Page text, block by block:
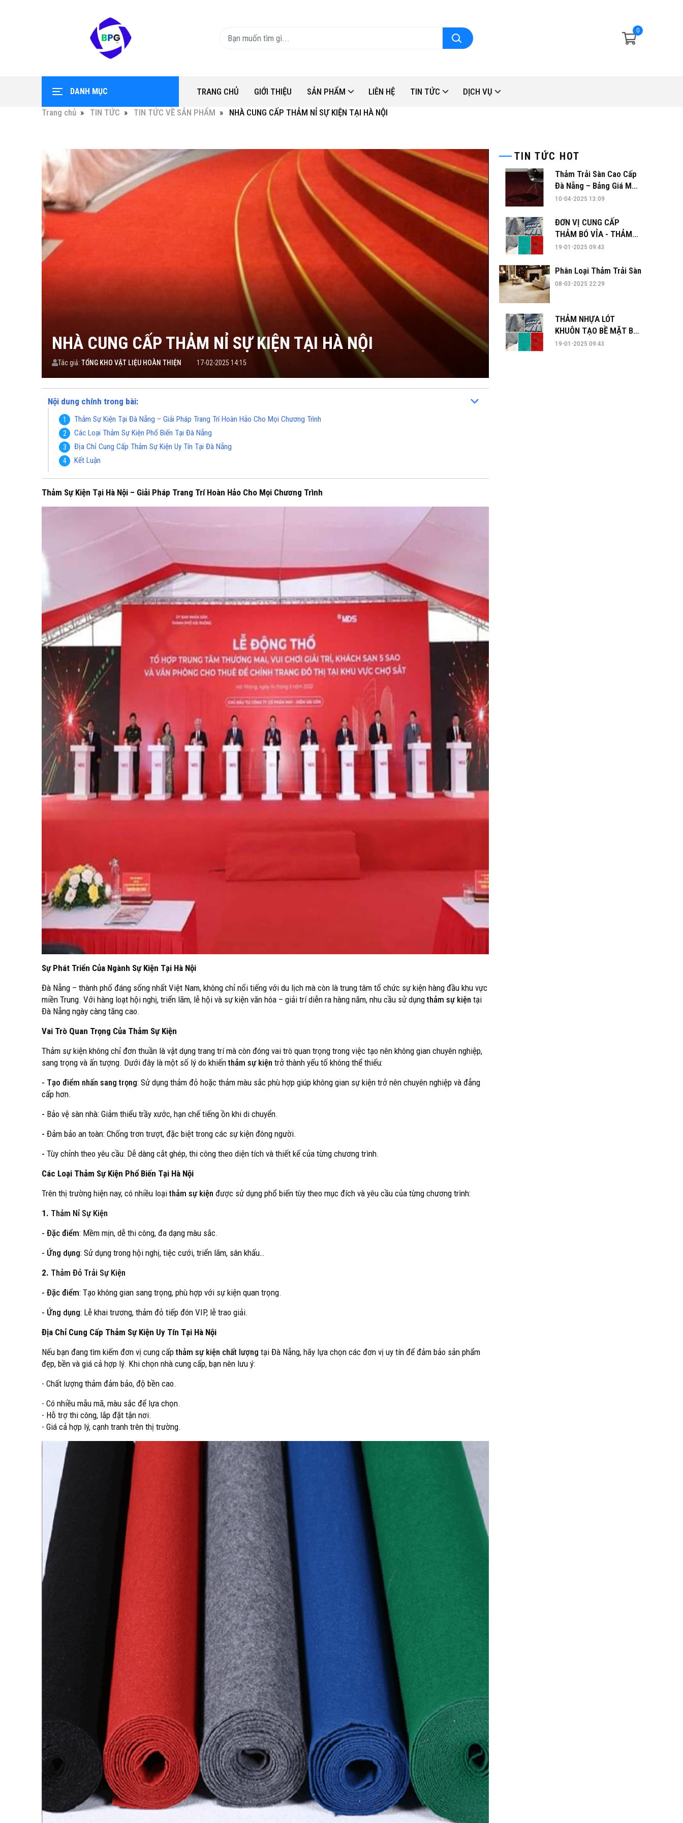
0
DANH MỤC TRANG CHỦ GIỚI THIỆU SẢN PHẨM LIÊN HỆ TIN TỨC DỊCH VỤ
Trang chủ TIN TỨC TIN TỨC VỀ SẢN PHẨM NHÀ CUNG CẤP THẢM NỈ SỰ KIỆN TẠI HÀ NỘI
NHÀ CUNG CẤP THẢM NỈ SỰ KIỆN TẠI HÀ NỘI
Tác giả: TỔNG KHO VẬT LIỆU HOÀN THIỆN 17-02-2025 14:15
Nội dung chính trong bài:
Thảm Sự Kiện Tại Đà Nẵng – Giải Pháp Trang Trí Hoàn Hảo Cho Mọi Chương Trình
Các Loại Thảm Sự Kiện Phổ Biến Tại Đà Nẵng
Địa Chỉ Cung Cấp Thảm Sự Kiện Uy Tín Tại Đà Nẵng
Kết Luận
Thảm Sự Kiện Tại Hà Nội – Giải Pháp Trang Trí Hoàn Hảo Cho Mọi Chương Trình
Sự Phát Triển Của Ngành Sự Kiện Tại Hà Nội
Đà Nẵng – thành phố đáng sống nhất Việt Nam, không chỉ nổi tiếng với du lịch mà còn là trung tâm tổ chức sự kiện hàng đầu khu vực
miền Trung. Với hàng loạt hội nghị, triển lãm, lễ hội và sự kiện văn hóa – giải trí diễn ra hàng năm, nhu cầu sử dụngthảm sự kiện tại
Đà Nẵng ngày càng tăng cao.
Vai Trò Quan Trọng Của Thảm Sự Kiện
Thảm sự kiện không chỉ đơn thuần là vật dụng trang trí mà còn đóng vai trò quan trọng trong việc tạo nên không gian chuyên nghiệp,
sang trọng và ấn tượng. Dưới đây là một số lý do khiếnthảm sự kiện trở thành yếu tố không thể thiếu:
- Tạo điểm nhấn sang trọng: Sử dụng thảm đỏ hoặc thảm màu sắc phù hợp giúp không gian sự kiện trở nên chuyên nghiệp và đẳng
cấp hơn.
- Bảo vệ sàn nhà: Giảm thiểu trầy xước, hạn chế tiếng ồn khi di chuyển.
- Đảm bảo an toàn: Chống trơn trượt, đặc biệt trong các sự kiện đông người.
- Tùy chỉnh theo yêu cầu: Dễ dàng cắt ghép, thi công theo diện tích và thiết kế của từng chương trình.
Các Loại Thảm Sự Kiện Phổ Biến Tại Hà Nội
Trên thị trường hiện nay, có nhiều loạithảm sự kiện được sử dụng phổ biến tùy theo mục đích và yêu cầu của từng chương trình:
1. Thảm Nỉ Sự Kiện
- Đặc điểm: Mềm mịn, dễ thi công, đa dạng màu sắc.
- Ứng dụng: Sử dụng trong hội nghị, tiệc cưới, triển lãm, sân khấu…
2. Thảm Đỏ Trải Sự Kiện
- Đặc điểm: Tạo không gian sang trọng, phù hợp với sự kiện quan trọng.
- Ứng dụng: Lễ khai trương, thảm đỏ tiếp đón VIP, lễ trao giải.
Địa Chỉ Cung Cấp Thảm Sự Kiện Uy Tín Tại Hà Nội
Nếu bạn đang tìm kiếm đơn vị cung cấpthảm sự kiện chất lượng tại Đà Nẵng, hãy lựa chọn các đơn vị uy tín để đảm bảo sản phẩm
đẹp, bền và giá cả hợp lý. Khi chọn nhà cung cấp, bạn nên lưu ý:
- Chất lượng thảm đảm bảo, độ bền cao.
- Có nhiều mẫu mã, màu sắc để lựa chọn.
- Hỗ trợ thi công, lắp đặt tận nơi.
- Giá cả hợp lý, cạnh tranh trên thị trường.
TIN TỨC HOT
Thảm Trải Sàn Cao Cấp
Đà Nẵng – Bảng Giá Mới
Nhất 2025 & Mẫu Đẹp
10-04-2025 13:09
ĐƠN VỊ CUNG CẤP
THẢM BÓ VỈA - THẢM
KIM CƯƠNG TẠI ĐÀ
19-01-2025 09:43
Phân Loại Thảm Trải Sàn
08-03-2025 22:29
THẢM NHỰA LÓT
KHUÔN TẠO BỀ MẶT BÓ
VỈA
19-01-2025 09:43